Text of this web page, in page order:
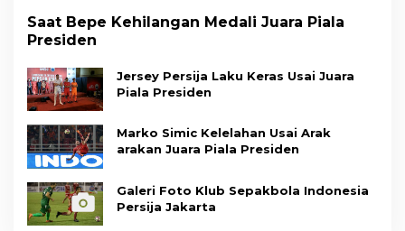
Saat Bepe Kehilangan Medali Juara Piala
Presiden
Jersey Persija Laku Keras Usai Juara
Piala Presiden
Marko Simic Kelelahan Usai Arak
arakan Juara Piala Presiden
Galeri Foto Klub Sepakbola Indonesia
Persija Jakarta